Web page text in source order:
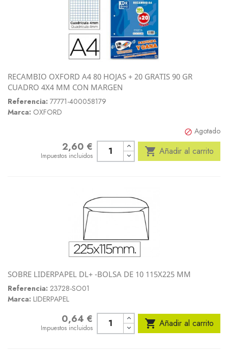
RECAMBIO OXFORD A4 80 HOJAS + 20 GRATIS 90 GR
CUADRO 4X4 MM CON MARGEN
Referencia: 77771-400058179
Marca: OXFORD
 Agotado
2,60 €
Impuestos incluidos  Añadir al carrito
SOBRE LIDERPAPEL DL+ -BOLSA DE 10 115X225 MM
Referencia: 23728-SO01
Marca: LIDERPAPEL
0,64 €
Impuestos incluidos  Añadir al carrito